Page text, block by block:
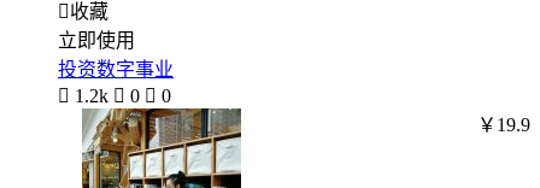
收藏
立即使用
投资数字事业
 1.2k  0  0
￥19.9